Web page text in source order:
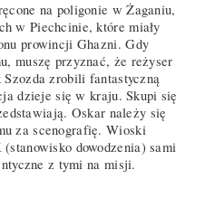
na poligonie w Żaganiu,
w Piechcinie, które miały
prowincji Ghazni. Gdy
muszę przyznać, że reżyser
zrobili fantastyczną
dzieje się w kraju. Skupi się
Oskar należy się
za scenografię. Wioski
dowodzenia) sami
z tymi na misji.